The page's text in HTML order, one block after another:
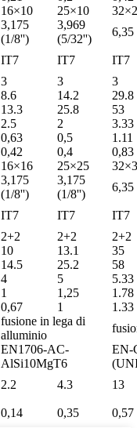
16×10 25×10
3,175
(1/8'')
3,969
(5/32'')
6,35
IT7 IT7
IT7
3 3
3
8.6 14.2
29.8
13.3 25.8
53
2.5 2
3.33
0,63 0,5
1.11
0,42 0,4 0,83
16×16 25×25
3,175
(1/8'')
3,175
(1/8'')
6,35
IT7 IT7
IT7
2+2 2+2
2+2
10 13.1
35
14.5 25.2
58
4 5
5.33
1 1,25
1.78
0,67 1 1.33
fusione in lega di
alluminio
EN1706-AC-
AlSi10MgT6
EN-
2.2 4.3
13
0,14 0,35 0,57